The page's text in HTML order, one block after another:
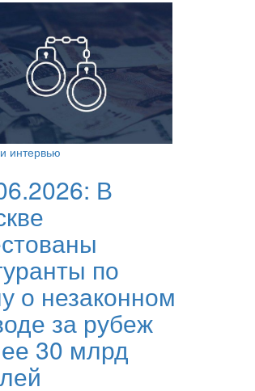
интервью
В
по
о незаконном
за рубеж
30 млрд